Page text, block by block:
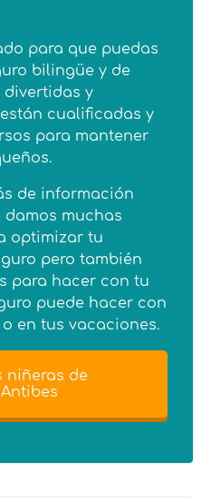
para que puedas
bilingüe y de
divertidas y
cualificadas y
para mantener
de información
damos muchas
optimizar tu
pero también
para hacer con tu
puede hacer con
en tus vacaciones.
niñeras de